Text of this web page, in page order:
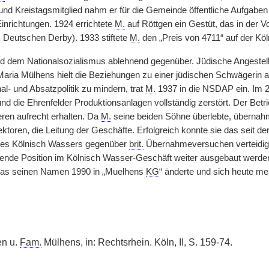
Kreistagsmitglied nahm er für die Gemeinde öffentliche
1924 errichtete M. auf Röttgen ein Gestüt, das in der
Deutschen Derby). 1933 stiftete M. den „Preis von 4711“ auf der
dem Nationalsozialismus ablehnend gegenüber. Jüdische
Mülhens hielt die Beziehungen zu einer jüdischen Schwägerin
und Absatzpolitik zu mindern, trat M. 1937 in die NSDAP ein. Im
die Ehrenfelder Produktionsanlagen vollständig zerstört. Der
aufrecht erhalten. Da M. seine beiden| Söhne überlebte,
die Leitung der Geschäfte. Erfolgreich konnte sie das seit
Kölnisch Wassers gegenüber brit. Übernahmeversuchen
Position im Kölnisch Wasser-Geschäft weiter ausgebaut
seinen Namen 1990 in „Muelhens KG“ änderte und sich heute
u. Fam. Mülhens, in: Rechtsrhein. Köln, II, S. 159-74.